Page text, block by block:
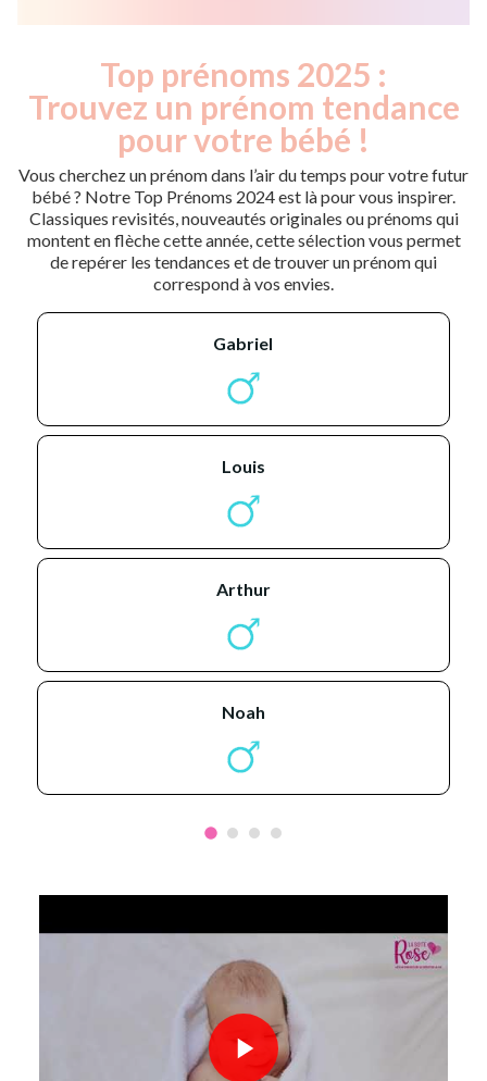
Top prénoms 2025 :
Trouvez un prénom tendance
pour votre bébé !
Vous cherchez un prénom dans l’air du temps pour votre futur
bébé ? Notre Top Prénoms 2024 est là pour vous inspirer.
Classiques revisités, nouveautés originales ou prénoms qui
montent en flèche cette année, cette sélection vous permet
de repérer les tendances et de trouver un prénom qui
correspond à vos envies.
gabriel
louis
arthur
noah